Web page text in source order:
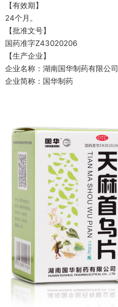
【有效期】
24个月。
【批准文号】
国药准字Z43020206
【生产企业】
企业名称：湖南国华制药有限公司
企业简称：国华制药